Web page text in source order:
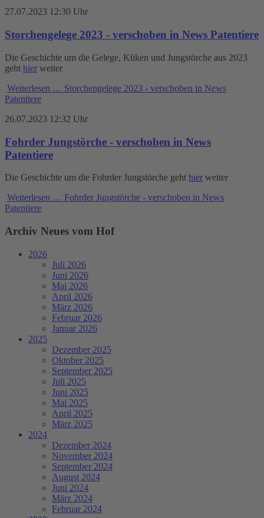
27.07.2023 12:30 Uhr
Storchengelege 2023 - verschoben in News Patentiere
Die Geschichte um die Gelege, Küken und Jungstörche aus 2023
geht hier weiter
Weiterlesen … Storchengelege 2023 - verschoben in News
Patentiere
26.07.2023 12:32 Uhr
Fohrder Jungstörche - verschoben in News
Patentiere
Die Geschichte um die Fohrder Jungstörche geht hier weiter
Weiterlesen … Fohrder Jungstörche - verschoben in News
Patentiere
Archiv Neues vom Hof
2026
Juli 2026
Juni 2026
Mai 2026
April 2026
März 2026
Februar 2026
Januar 2026
2025
Dezember 2025
Oktober 2025
September 2025
Juli 2025
Juni 2025
Mai 2025
April 2025
März 2025
2024
Dezember 2024
November 2024
September 2024
August 2024
Juni 2024
März 2024
Februar 2024